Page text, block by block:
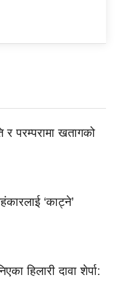
र परम्परामा खतागको
‘काट्ने’
हिलारी दावा शेर्पा: